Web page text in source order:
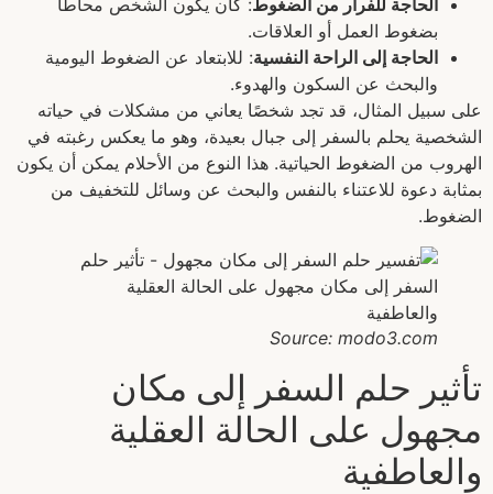
بضغوط العمل أو العلاقات.
الحاجة إلى الراحة النفسية: للابتعاد عن الضغوط اليومية
والبحث عن السكون والهدوء.
على سبيل المثال، قد تجد شخصًا يعاني من مشكلات في حياته
الشخصية يحلم بالسفر إلى جبال بعيدة، وهو ما يعكس رغبته في
الهروب من الضغوط الحياتية. هذا النوع من الأحلام يمكن أن يكون
بمثابة دعوة للاعتناء بالنفس والبحث عن وسائل للتخفيف من
الضغوط.
Source: modo3.com
تأثير حلم السفر إلى مكان
مجهول على الحالة العقلية
والعاطفية